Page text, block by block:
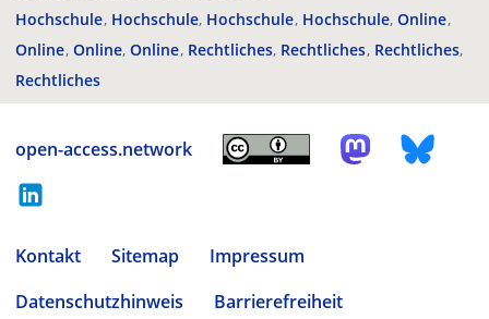
Hochschule Hochschule Hochschule Hochschule Online
Online Online Online Rechtliches Rechtliches Rechtliches
Rechtliches
open-access.network
Kontakt Sitemap
Impressum
Datenschutzhinweis
Barrierefreiheit